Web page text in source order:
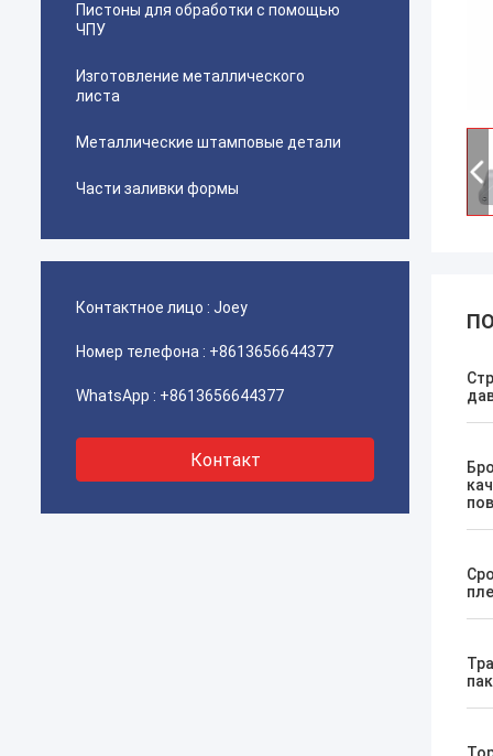
Пистоны для обработки с помощью
ЧПУ
Изготовление металлического
листа
Металлические штамповые детали
Части заливки формы
Контактное лицо : Joey
Номер телефона : +8613656644377
WhatsApp : +8613656644377
Контакт